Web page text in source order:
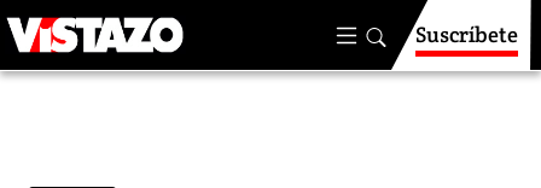
Suscríbete